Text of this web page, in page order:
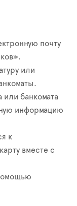
почту
или
банкомата
информацию
к
вместе с